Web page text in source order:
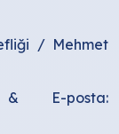
/ Mehmet
E-posta: